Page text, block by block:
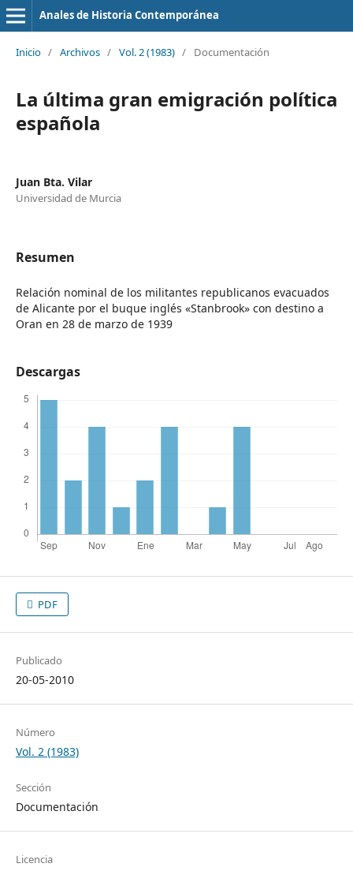
Anales de Historia Contemporánea
Inicio / Archivos / Vol. 2 (1983) / Documentación
La última gran emigración política
española
Juan Bta. Vilar
Universidad de Murcia
Resumen
Relación nominal de los militantes republicanos evacuados
de Alicante por el buque inglés «Stanbrook» con destino a
Oran en 28 de marzo de 1939
Descargas
PDF
Publicado
20-05-2010
Número
Vol. 2 (1983)
Sección
Documentación
Licencia